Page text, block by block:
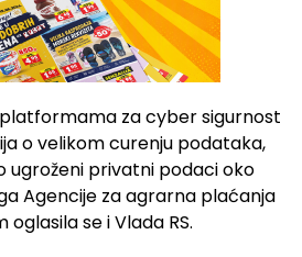
za cyber sigurnost
o velikom curenju podataka,
ugroženi privatni podaci oko
Agencije za agrarna plaćanja
se i Vlada RS.